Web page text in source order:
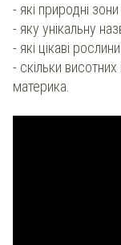
- які природні
- яку унікальну
- які цікаві
- скільки
материка.